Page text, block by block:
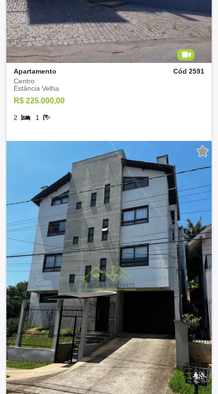
Apartamento
Cód 2591
Centro
Estância Velha
R$ 225.000,00
2 1